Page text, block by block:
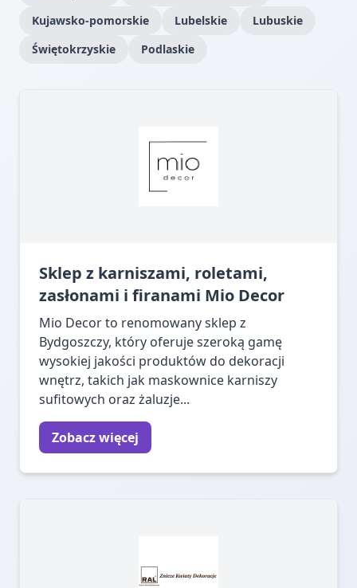
Kujawsko-pomorskie
Lubelskie
Lubuskie
Świętokrzyskie
Podlaskie
Sklep z karniszami, roletami,
zasłonami i firanami Mio Decor
Mio Decor to renomowany sklep z
Bydgoszczy, który oferuje szeroką gamę
wysokiej jakości produktów do dekoracji
wnętrz, takich jak maskownice karniszy
sufitowych oraz żaluzje...
Zobacz więcej